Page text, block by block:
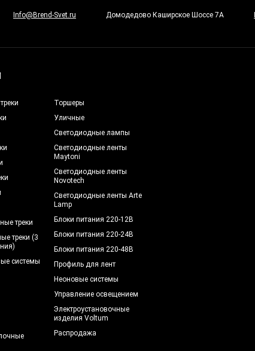
Info@Brend-Svet.ru Домодедово Каширское Шоссе 7А
треки
треки (3
системы
Торшеры
Уличные
Светодиодные лампы
Светодиодные ленты
Maytoni
Светодиодные ленты
Novotech
Светодиодные ленты Arte
Lamp
Блоки питания 220-12В
Блоки питания 220-24В
Блоки питания 220-48В
Профиль для лент
Неоновые системы
Управление освещением
Электроустановочные
изделия Voltum
Распродажа